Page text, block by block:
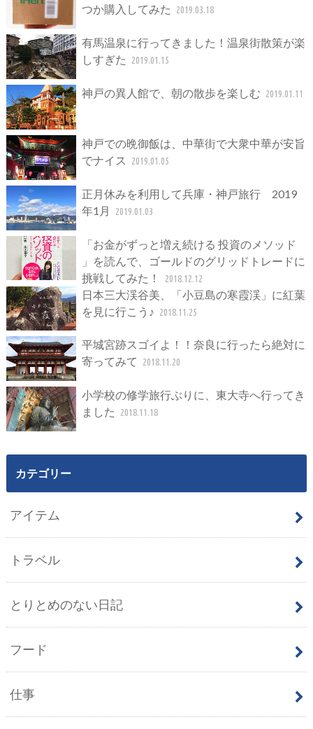
つか購入してみた
2019.03.18
有馬温泉に行ってきました！温泉街散策が楽
しすぎた
2019.01.15
神戸の異人館で、朝の散歩を楽しむ 2019.01.11
神戸での晩御飯は、中華街で大衆中華が安旨
でナイス
2019.01.05
正月休みを利用して兵庫・神戸旅行 2019
年1月
2019.01.03
「お金がずっと増え続ける 投資のメソッド
」を読んで、ゴールドのグリッドトレードに
挑戦してみた！
2018.12.12
日本三大渓谷美、「小豆島の寒霞渓」に紅葉
を見に行こう♪ 2018.11.25
平城宮跡スゴイよ！！奈良に行ったら絶対に
寄ってみて
2018.11.20
小学校の修学旅行ぶりに、東大寺へ行ってき
ました
2018.11.18
カテゴリー
アイテム
トラベル
とりとめのない日記
フード
仕事